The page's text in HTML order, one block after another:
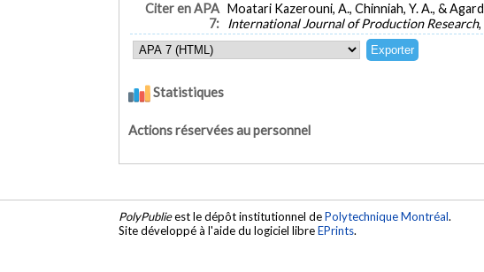
Citer en APA
7:
Moatari Kazerouni, A., Chinniah, Y. A., &
International Journal of Production Research,
Statistiques
Actions réservées au personnel
PolyPublieest le dépôt institutionnel dePolytechnique Montréal.
Site développé à l'aide du logiciel libreEPrints.